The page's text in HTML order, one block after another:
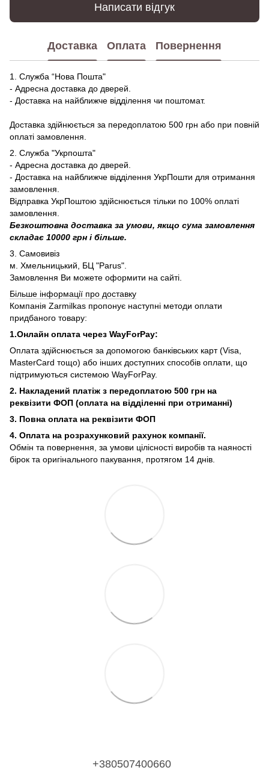
Написати відгук
Доставка Оплата Повернення
1. Служба “Нова Пошта"
- Адресна доставка до дверей.
- Доставка на найближче відділення чи поштомат.
Доставка здійнюється за передоплатою 500 грн або при повній
оплаті замовлення.
2. Служба "Укрпошта"
- Адресна доставка до дверей.
- Доставка на найближче відділення УкрПошти для отримання
замовлення.
Відправка УкрПоштою здійснюється тільки по 100% оплаті
замовлення.
Безкоштовна доставка за умови, якщо сума замовлення
складає 10000 грн і більше.
3. Самовивіз
м. Хмельницький, БЦ "Parus".
Замовлення Ви можете оформити на сайті.
Більше інформації про доставку
Компанія Zarmilkas пропонує наступні методи оплати
придбаного товару:
1.Онлайн оплата через WayForPay:
Оплата здійснюється за допомогою банківських карт (Visa,
MasterCard тощо) або інших доступних способів оплати, що
підтримуються системою WayForPay.
2. Накладений платіж з передоплатою 500 грн на
реквізити ФОП (оплата на відділенні при отриманні)
3. Повна оплата на реквізити ФОП
4. Оплата на розрахунковий рахунок компанії.
Обмін та повернення, за умови цілісності виробів та наяності
бірок та оригінального пакування, протягом 14 днів.
+380507400660